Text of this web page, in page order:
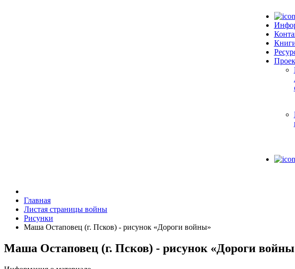
Главная
Листая страницы войны
Рисунки
Маша Остаповец (г. Псков) - рисунок «Дороги войны»
Маша Остаповец (г. Псков) - рисунок «Дороги